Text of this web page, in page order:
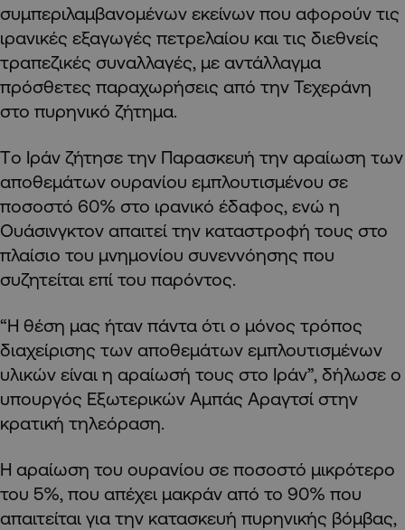
συμπεριλαμβανομένων εκείνων που αφορούν τις
ιρανικές εξαγωγές πετρελαίου και τις διεθνείς
τραπεζικές συναλλαγές, με αντάλλαγμα
πρόσθετες παραχωρήσεις από την Τεχεράνη
στο πυρηνικό ζήτημα.
Tο Ιράν ζήτησε την Παρασκευή την αραίωση των
αποθεμάτων ουρανίου εμπλουτισμένου σε
ποσοστό 60% στο ιρανικό έδαφος, ενώ η
Ουάσινγκτον απαιτεί την καταστροφή τους στο
πλαίσιο του μνημονίου συνεννόησης που
συζητείται επί του παρόντος.
“Η θέση μας ήταν πάντα ότι ο μόνος τρόπος
διαχείρισης των αποθεμάτων εμπλουτισμένων
υλικών είναι η αραίωσή τους στο Ιράν”, δήλωσε ο
υπουργός Εξωτερικών Αμπάς Αραγτσί στην
κρατική τηλεόραση.
Η αραίωση του ουρανίου σε ποσοστό μικρότερο
του 5%, που απέχει μακράν από το 90% που
απαιτείται για την κατασκευή πυρηνικής βόμβας,